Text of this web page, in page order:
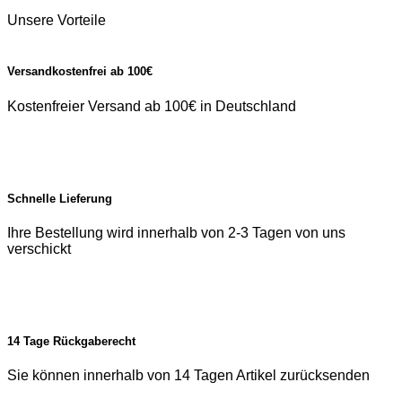
Unsere Vorteile
Versandkostenfrei ab 100€
Kostenfreier Versand ab 100€ in Deutschland
Schnelle Lieferung
Ihre Bestellung wird innerhalb von 2-3 Tagen von uns
verschickt
14 Tage Rückgaberecht
Sie können innerhalb von 14 Tagen Artikel zurücksenden